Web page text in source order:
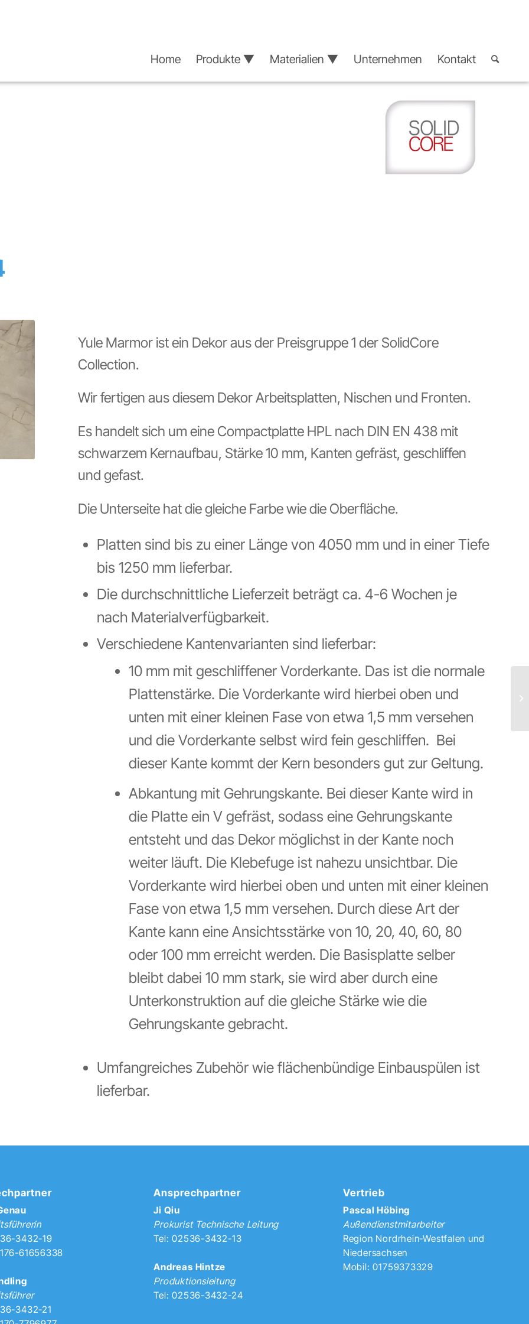
Home Produkte ▼ Materialien ▼ Unternehmen Kontakt
Yule Marmor ist ein Dekor aus der Preisgruppe 1 der SolidCore
Collection.
Wir fertigen aus diesem Dekor Arbeitsplatten, Nischen und Fronten.
Es handelt sich um eine Compactplatte HPL nach DIN EN 438 mit
schwarzem Kernaufbau, Stärke 10 mm, Kanten gefräst, geschliffen
und gefast.
Die Unterseite hat die gleiche Farbe wie die Oberfläche.
Platten sind bis zu einer Länge von 4050 mm und in einer Tiefe
bis 1250 mm lieferbar.
Die durchschnittliche Lieferzeit beträgt ca. 4-6 Wochen je
nach Materialverfügbarkeit.
Verschiedene Kantenvarianten sind lieferbar:
10 mm mit geschliffener Vorderkante. Das ist die normale
Plattenstärke. Die Vorderkante wird hierbei oben und
unten mit einer kleinen Fase von etwa 1,5 mm versehen
und die Vorderkante selbst wird fein geschliffen. Bei
dieser Kante kommt der Kern besonders gut zur Geltung.
Abkantung mit Gehrungskante. Bei dieser Kante wird in
die Platte ein V gefräst, sodass eine Gehrungskante
entsteht und das Dekor möglichst in der Kante noch
weiter läuft. Die Klebefuge ist nahezu unsichtbar. Die
Vorderkante wird hierbei oben und unten mit einer kleinen
Fase von etwa 1,5 mm versehen. Durch diese Art der
Kante kann eine Ansichtsstärke von 10, 20, 40, 60, 80
oder 100 mm erreicht werden. Die Basisplatte selber
bleibt dabei 10 mm stark, sie wird aber durch eine
Unterkonstruktion auf die gleiche Stärke wie die
Gehrungskante gebracht.
Umfangreiches Zubehör wie flächenbündige Einbauspülen ist
lieferbar.
3432-19
61656338
3432-21
Ansprechpartner
Ji Qiu
Prokurist Technische Leitung
Tel: 02536-3432-13
Andreas Hintze
Produktionsleitung
Tel: 02536-3432-24
Vertrieb
Pascal Höbing
Außendienstmitarbeiter
Region Nordrhein-Westfalen und
Niedersachsen
Mobil: 01759373329